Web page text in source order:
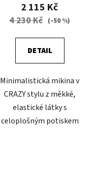
2 115 Kč
4 230 Kč (–50 %)
DETAIL
Minimalistická mikina v
CRAZY stylu z měkké,
elastické látky s
celoplošným potiskem